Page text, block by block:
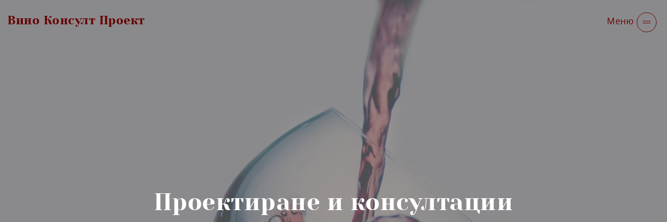
Вино Консулт Проект Меню
Проектиране и консултации